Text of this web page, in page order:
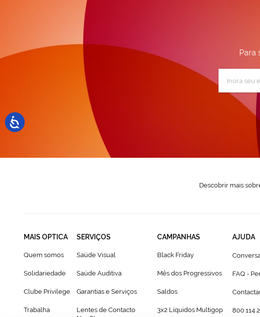
Para
Newsletter:
Descobrir mais
MAIS OPTICA
Quem somos
Solidariedade
Clube Privilege
Trabalha
SERVIÇOS
Saúde Visual
Saúde Auditiva
Garantias e Serviços
Lentes de Contacto
CAMPANHAS
Black Friday
Mês dos Progressivos
Saldos
3x2 Líquidos Multigop
AJUDA
FAQ -
800 114